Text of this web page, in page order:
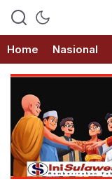
Home
Nasional